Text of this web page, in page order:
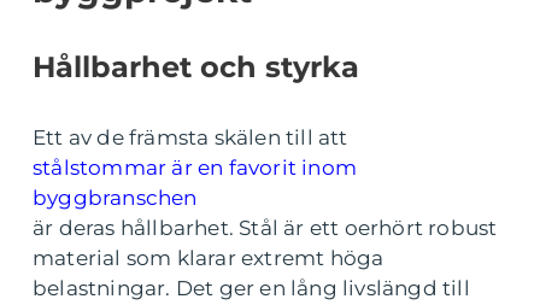
Hållbarhet och styrka
Ett av de främsta skälen till att
stålstommar är en favorit inom
byggbranschen
är deras hållbarhet. Stål är ett oerhört robust
material som klarar extremt höga
belastningar. Det ger en lång livslängd till